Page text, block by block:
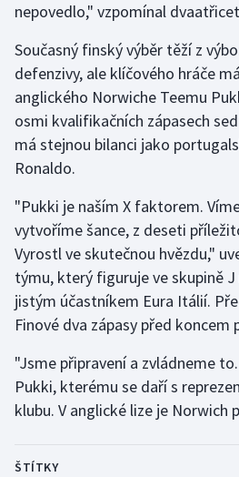
Moderní pětiboj
Motorsport
Olympijské hry
Parasport
Plavání
Plážový volejbal
Ragby
Rychlobruslení
Rychlostní kanoistika
Short track
nepovedlo," vzpomínal
Současný finský výběr těží z
defenzivy, ale klíčového hráče
anglického Norwiche Teemu
osmi kvalifikačních zápasech
má stejnou bilanci jako
Ronaldo.
"Pukki je naším X faktorem.
vytvoříme šance, z deseti
Vyrostl ve skutečnou hvězdu,"
týmu, který figuruje ve skupině
jistým účastníkem Eura Itálií.
Finové dva zápasy před
"Jsme připravení a zvládneme
Pukki, kterému se daří s
klubu. V anglické lize je Norwich
ŠTÍTKY